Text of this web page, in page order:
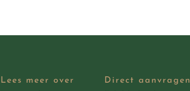
Lees meer over Direct aanvragen